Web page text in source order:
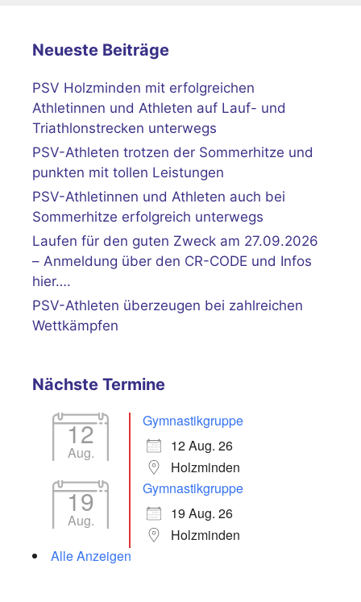
Neueste Beiträge
PSV Holzminden mit erfolgreichen
Athletinnen und Athleten auf Lauf- und
Triathlonstrecken unterwegs
PSV-Athleten trotzen der Sommerhitze und
punkten mit tollen Leistungen
PSV-Athletinnen und Athleten auch bei
Sommerhitze erfolgreich unterwegs
Laufen für den guten Zweck am 27.09.2026
– Anmeldung über den CR-CODE und Infos
hier….
PSV-Athleten überzeugen bei zahlreichen
Wettkämpfen
Nächste Termine
12
Aug.
Gymnastikgruppe
12 Aug. 26
Holzminden
19
Aug.
Gymnastikgruppe
19 Aug. 26
Holzminden
Alle Anzeigen